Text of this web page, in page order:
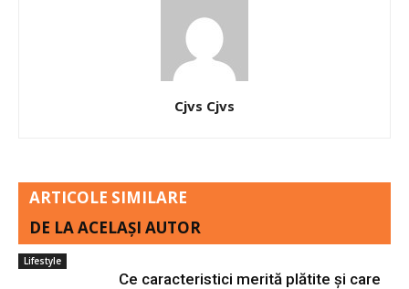
Cjvs Cjvs
ARTICOLE SIMILARE
DE LA ACELAȘI AUTOR
Lifestyle
Ce caracteristici merită plătite și care